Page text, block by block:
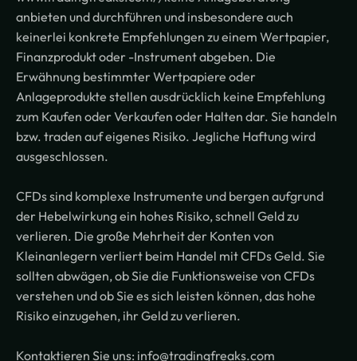
anbieten und durchführen und insbesondere auch
keinerlei konkrete Empfehlungen zu einem Wertpapier,
Finanzprodukt oder -Instrument abgeben. Die
Erwähnung bestimmter Wertpapiere oder
Anlageprodukte stellen ausdrücklich keine Empfehlung
zum Kaufen oder Verkaufen oder Halten dar. Sie handeln
bzw. traden auf eigenes Risiko. Jegliche Haftung wird
ausgeschlossen.
CFDs sind komplexe Instrumente und bergen aufgrund
der Hebelwirkung ein hohes Risiko, schnell Geld zu
verlieren. Die große Mehrheit der Konten von
Kleinanlegern verliert beim Handel mit CFDs Geld. Sie
sollten abwägen, ob Sie die Funktionsweise von CFDs
verstehen und ob Sie es sich leisten können, das hohe
Risiko einzugehen, ihr Geld zu verlieren.
Kontaktieren Sie uns: info@tradingfreaks.com